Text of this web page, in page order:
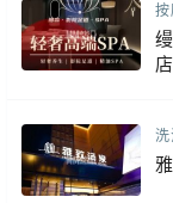
店